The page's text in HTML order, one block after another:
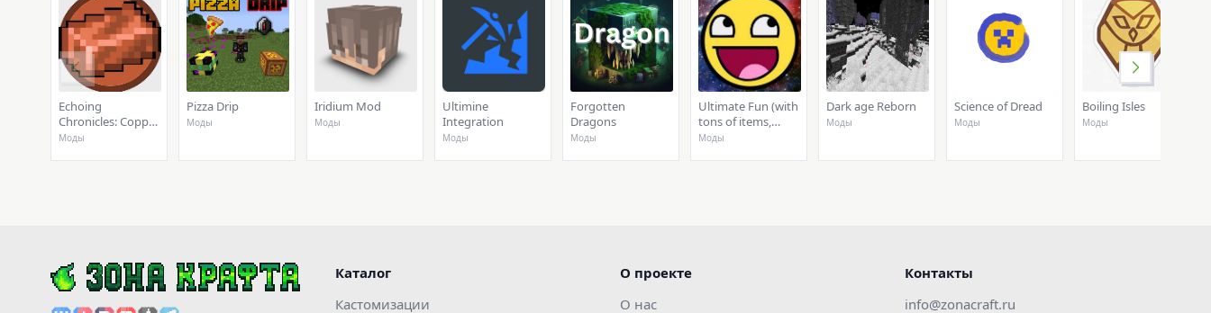
Echoing
Chronicles: Copper
Renovation
Моды
Pizza Drip
Моды
Iridium Mod
Моды
Ultimine
Integration
Моды
Forgotten
Dragons
Моды
Ultimate Fun (with
tons of items,
blocks, weapons,
Моды
Dark age Reborn
Моды
Science of Dread
Моды
Boiling Isles
Моды
Каталог
Кастомизации
О проекте
О нас
Контакты
info@zonacraft.ru